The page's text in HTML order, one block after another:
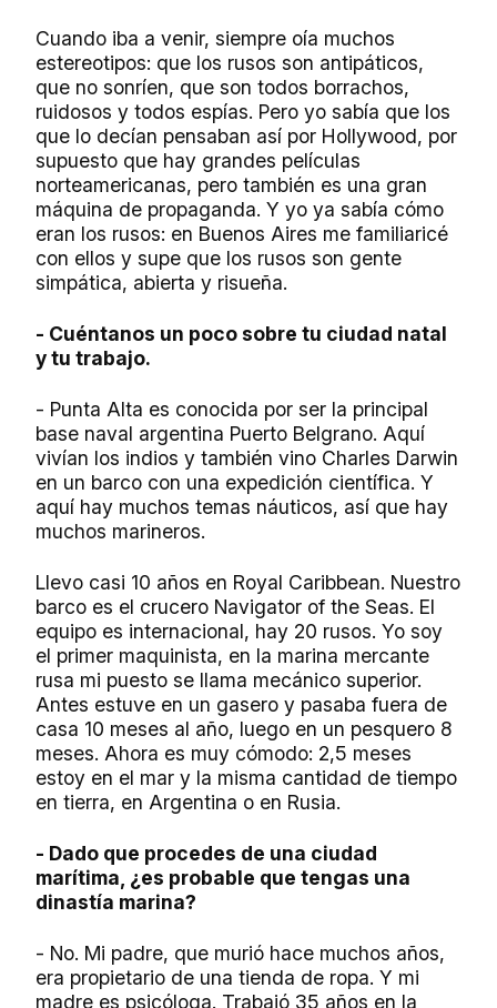
Cuando iba a venir, siempre oía muchos
estereotipos: que los rusos son antipáticos,
que no sonríen, que son todos borrachos,
ruidosos y todos espías. Pero yo sabía que los
que lo decían pensaban así por Hollywood, por
supuesto que hay grandes películas
norteamericanas, pero también es una gran
máquina de propaganda. Y yo ya sabía cómo
eran los rusos: en Buenos Aires me familiaricé
con ellos y supe que los rusos son gente
simpática, abierta y risueña.
- Cuéntanos un poco sobre tu ciudad natal
y tu trabajo.
- Punta Alta es conocida por ser la principal
base naval argentina Puerto Belgrano. Aquí
vivían los indios y también vino Charles Darwin
en un barco con una expedición científica. Y
aquí hay muchos temas náuticos, así que hay
muchos marineros.
Llevo casi 10 años en Royal Caribbean. Nuestro
barco es el crucero Navigator of the Seas. El
equipo es internacional, hay 20 rusos. Yo soy
el primer maquinista, en la marina mercante
rusa mi puesto se llama mecánico superior.
Antes estuve en un gasero y pasaba fuera de
casa 10 meses al año, luego en un pesquero 8
meses. Ahora es muy cómodo: 2,5 meses
estoy en el mar y la misma cantidad de tiempo
en tierra, en Argentina o en Rusia.
- Dado que procedes de una ciudad
marítima, ¿es probable que tengas una
dinastía marina?
- No. Mi padre, que murió hace muchos años,
era propietario de una tienda de ropa. Y mi
madre es psicóloga. Trabajó 35 años en la